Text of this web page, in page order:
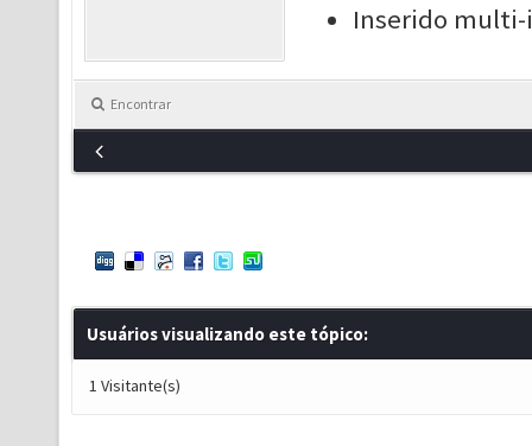
Inserido multi-
Encontrar
Usuários visualizando este tópico:
1 Visitante(s)